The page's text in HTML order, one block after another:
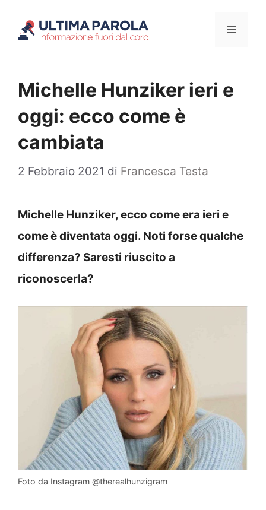
Menu
Michelle Hunziker ieri e
oggi: ecco come è
cambiata
2 Febbraio 2021 di Francesca Testa
Michelle Hunziker, ecco come era ieri e
come è diventata oggi. Noti forse qualche
differenza? Saresti riuscito a
riconoscerla?
Foto da Instagram @therealhunzigram